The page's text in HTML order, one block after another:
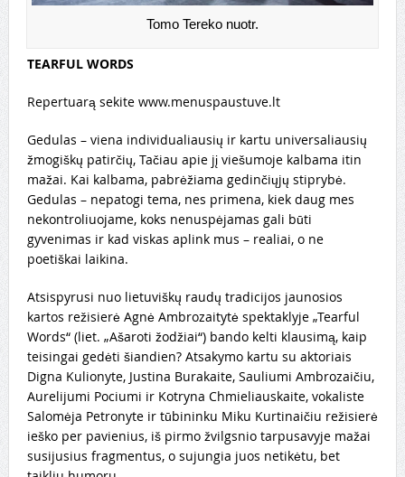
Tomo Tereko nuotr.
TEARFUL WORDS
Repertuarą sekite www.menuspaustuve.lt
Gedulas – viena individualiausių ir kartu universaliausių
žmogiškų patirčių, Tačiau apie jį viešumoje kalbama itin
mažai. Kai kalbama, pabrėžiama gedinčiųjų stiprybė.
Gedulas – nepatogi tema, nes primena, kiek daug mes
nekontroliuojame, koks nenuspėjamas gali būti
gyvenimas ir kad viskas aplink mus – realiai, o ne
poetiškai laikina.
Atsispyrusi nuo lietuviškų raudų tradicijos jaunosios
kartos režisierė Agnė Ambrozaitytė spektaklyje „Tearful
Words“ (liet. „Ašaroti žodžiai“) bando kelti klausimą, kaip
teisingai gedėti šiandien? Atsakymo kartu su aktoriais
Digna Kulionyte, Justina Burakaite, Sauliumi Ambrozaičiu,
Aurelijumi Pociumi ir Kotryna Chmieliauskaite, vokaliste
Salomėja Petronyte ir tūbininku Miku Kurtinaičiu režisierė
ieško per pavienius, iš pirmo žvilgsnio tarpusavyje mažai
susijusius fragmentus, o sujungia juos netikėtu, bet